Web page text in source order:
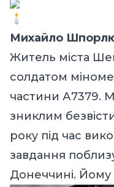
Михайло
Житель міста
солдатом
частини А7379.
зниклим
року під час
завдання
Донеччині. Йому